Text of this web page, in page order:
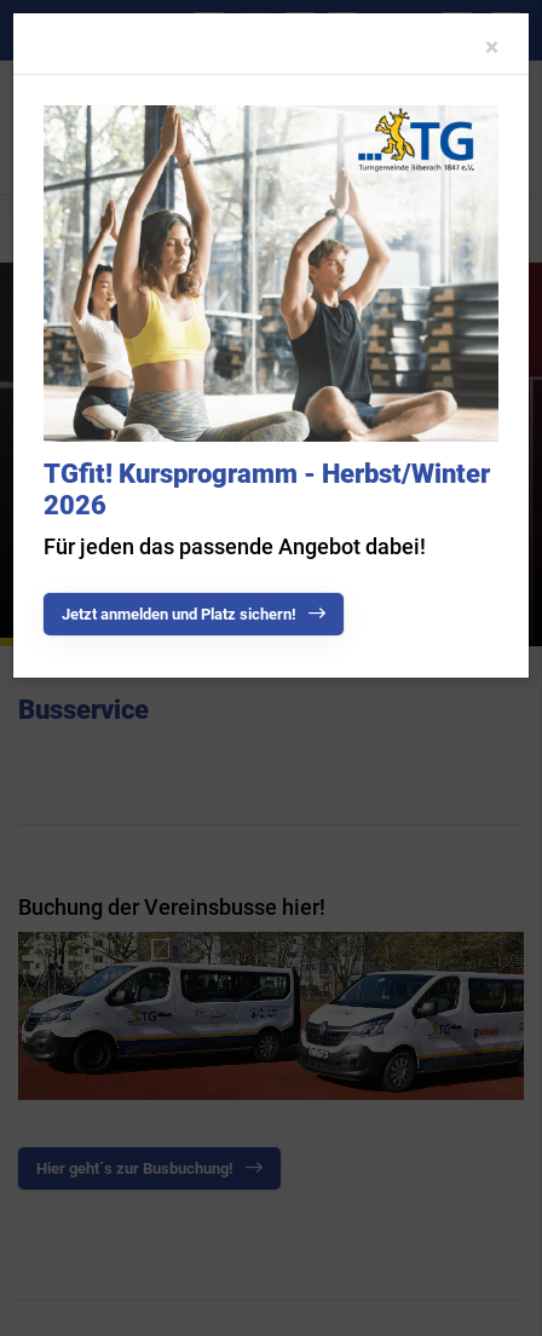
Mitglieder-Service Busservice
Sportangebot der TG Biberach
Finde deinen Sport!
Busservice
Buchung der Vereinsbusse hier!
Hier geht´s zur Busbuchung!
×
TGfit! Kursprogramm - Herbst/Winter
2026
Für jeden das passende Angebot dabei!
Jetzt anmelden und Platz sichern!